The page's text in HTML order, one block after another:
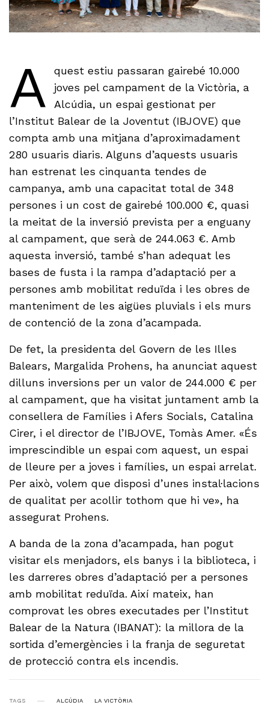
A
quest estiu passaran gairebé 10.000
joves pel campament de la Victòria, a
Alcúdia, un espai gestionat per
l’Institut Balear de la Joventut (IBJOVE) que
compta amb una mitjana d’aproximadament
280 usuaris diaris. Alguns d’aquests usuaris
han estrenat les cinquanta tendes de
campanya, amb una capacitat total de 348
persones i un cost de gairebé 100.000 €, quasi
la meitat de la inversió prevista per a enguany
al campament, que serà de 244.063 €. Amb
aquesta inversió, també s’han adequat les
bases de fusta i la rampa d’adaptació per a
persones amb mobilitat reduïda i les obres de
manteniment de les aigües pluvials i els murs
de contenció de la zona d’acampada.
De fet, la presidenta del Govern de les Illes
Balears, Margalida Prohens, ha anunciat aquest
dilluns inversions per un valor de 244.000 € per
al campament, que ha visitat juntament amb la
consellera de Famílies i Afers Socials, Catalina
Cirer, i el director de l’IBJOVE, Tomàs Amer. «És
imprescindible un espai com aquest, un espai
de lleure per a joves i famílies, un espai arrelat.
Per això, volem que disposi d’unes instal·lacions
de qualitat per acollir tothom que hi ve», ha
assegurat Prohens.
A banda de la zona d’acampada, han pogut
visitar els menjadors, els banys i la biblioteca, i
les darreres obres d’adaptació per a persones
amb mobilitat reduïda. Així mateix, han
comprovat les obres executades per l’Institut
Balear de la Natura (IBANAT): la millora de la
sortida d’emergències i la franja de seguretat
de protecció contra els incendis.
TAGS ALCÚDIA LA VICTÒRIA